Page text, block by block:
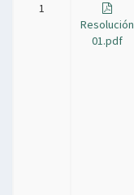
1
Resolución
01.pdf